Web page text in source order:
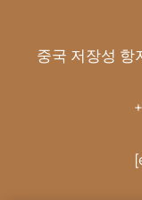
중국 저장성 항